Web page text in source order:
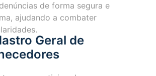
de forma segura e
ajudando a combater
Geral de